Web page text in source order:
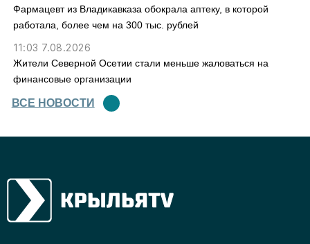
Фармацевт из Владикавказа обокрала аптеку, в которой
работала, более чем на 300 тыс. рублей
11:03 7.08.2026
Жители Северной Осетии стали меньше жаловаться на
финансовые организации
ВСЕ НОВОСТИ